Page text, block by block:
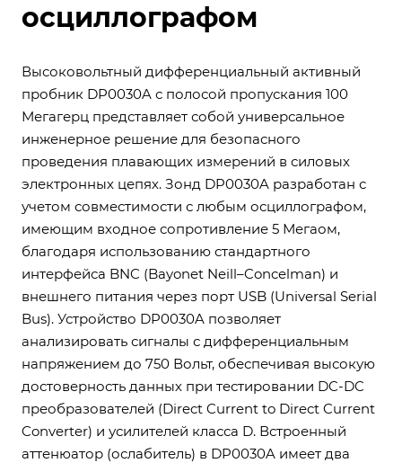
осциллографом
Высоковольтный дифференциальный активный
пробник DP0030A с полосой пропускания 100
Мегагерц представляет собой универсальное
инженерное решение для безопасного
проведения плавающих измерений в силовых
электронных цепях. Зонд DP0030A разработан с
учетом совместимости с любым осциллографом,
имеющим входное сопротивление 5 Мегаом,
благодаря использованию стандартного
интерфейса BNC (Bayonet Neill–Concelman) и
внешнего питания через порт USB (Universal Serial
Bus). Устройство DP0030A позволяет
анализировать сигналы с дифференциальным
напряжением до 750 Вольт, обеспечивая высокую
достоверность данных при тестировании DC-DC
преобразователей (Direct Current to Direct Current
Converter) и усилителей класса D. Встроенный
аттенюатор (ослабитель) в DP0030A имеет два